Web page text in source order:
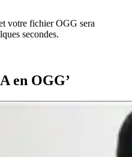
votre fichier OGG sera
secondes.
en OGG’